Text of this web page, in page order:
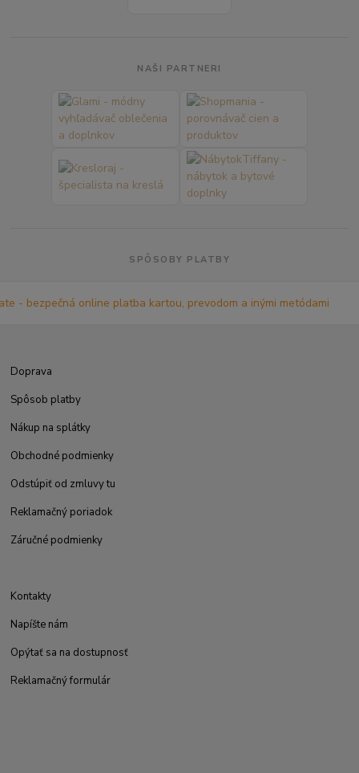
NAŠI PARTNERI
SPÔSOBY PLATBY
Doprava
Spôsob platby
Nákup na splátky
Obchodné podmienky
Odstúpiť od zmluvy tu
Reklamačný poriadok
Záručné podmienky
Kontakty
Napíšte nám
Opýtať sa na dostupnosť
Reklamačný formulár